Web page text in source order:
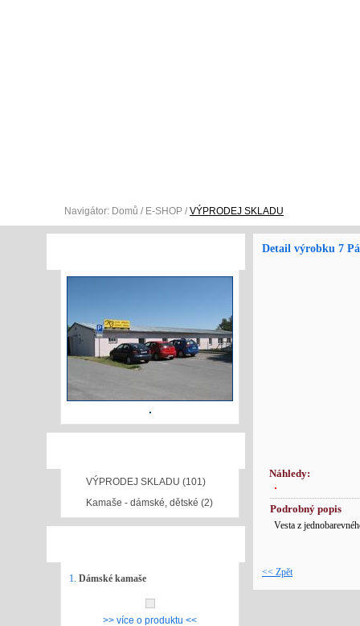
Navigátor: Domů / E-SHOP / VÝPRODEJ SKLADU
VÝPRODEJ SKLADU (101)
Kamaše - dámské, dětské (2)
1. Dámské kamaše
>> více o produktu <<
Detail výrobku 7
Náhledy:
Podrobný popis
Vesta z
<< Zpět